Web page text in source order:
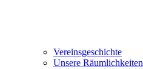
Vereinsgeschichte
Unsere Räumlichkeiten